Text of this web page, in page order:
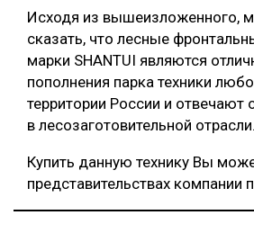
Исходя из вышеизложенного,
сказать, что лесные
марки SHANTUI являются
пополнения парка техники
территории России и
в лесозаготовительной отрасли.
Купить данную технику Вы
представительствах компании